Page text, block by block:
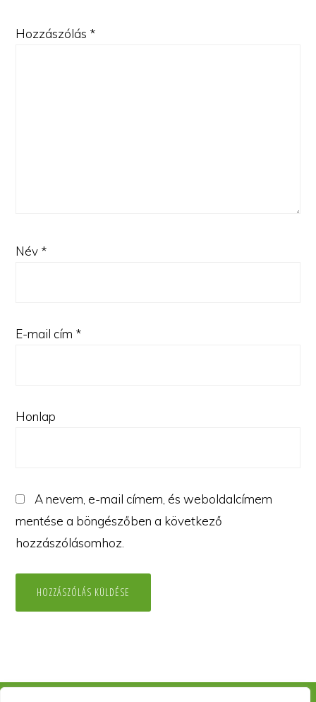
Hozzászólás *
Név *
E-mail cím *
Honlap
A nevem, e-mail címem, és weboldalcímem
mentése a böngészőben a következő
hozzászólásomhoz.